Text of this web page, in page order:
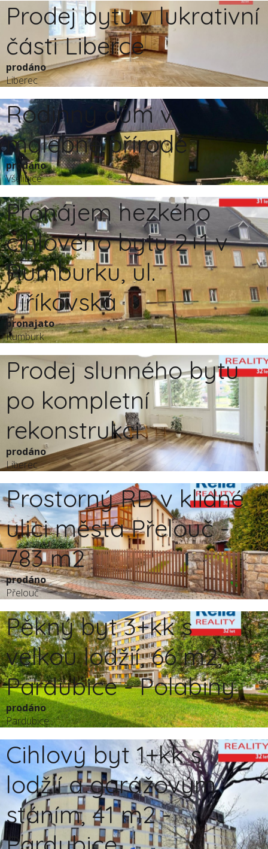
Prodej bytu v lukrativní
části Liberce
prodáno
Liberec
Rodinný dům v
malebné přírodě
prodáno
Všelibice
Pronájem hezkého
cihlového bytu 2+1 v
Rumburku, ul.
Jiříkovská
pronajato
Rumburk
Prodej slunného bytu
po kompletní
rekonstrukci
prodáno
Liberec
Prostorný RD v klidné
ulici města Přelouč -
783 m2
prodáno
Přelouč
Pěkný byt 3+kk s
velkou lodžií, 66 m2,
Pardubice - Polabiny
prodáno
Pardubice
Cihlový byt 1+kk s
lodžií a garážovým
stáním, 41 m2 -